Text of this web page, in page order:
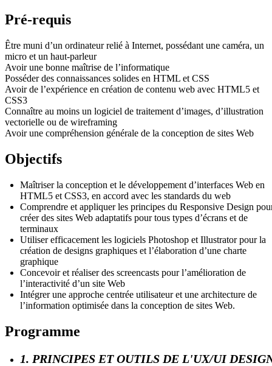
Pré-requis
Être muni d’un ordinateur relié à Internet, possédant une caméra, un
micro et un haut-parleur
Avoir une bonne maîtrise de l’informatique
Posséder des connaissances solides en HTML et CSS
Avoir de l’expérience en création de contenu web avec HTML5 et
CSS3
Connaître au moins un logiciel de traitement d’images, d’illustration
vectorielle ou de wireframing
Avoir une compréhension générale de la conception de sites Web
Objectifs
Maîtriser la conception et le développement d’interfaces Web en
HTML5 et CSS3, en accord avec les standards du web
Comprendre et appliquer les principes du Responsive Design
créer des sites Web adaptatifs pour tous types d’écrans et de
terminaux
Utiliser efficacement les logiciels Photoshop et Illustrator pour la
création de designs graphiques et l’élaboration d’une charte
graphique
Concevoir et réaliser des screencasts pour l’amélioration de
l’interactivité d’un site Web
Intégrer une approche centrée utilisateur et une architecture de
l’information optimisée dans la conception de sites Web.
Programme
1. PRINCIPES ET OUTILS DE L'UX/UI